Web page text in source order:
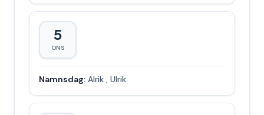
5
ONS
Namnsdag: Alrik , Ulrik